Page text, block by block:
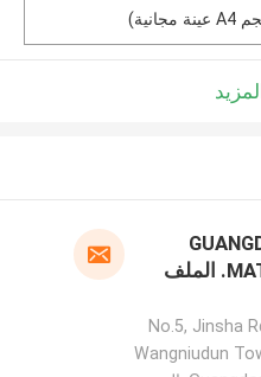
MATERIAL CO.,LTD. الملف
No.5, Jinsha
Wangniudun